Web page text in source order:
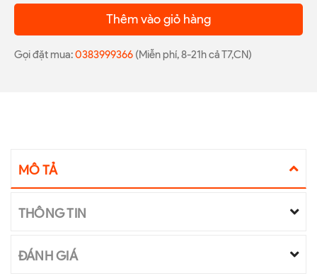
Thêm vào giỏ hàng
Gọi đặt mua:0383999366 (Miễn phí, 8-21h cả T7,CN)
MÔ TẢ
THÔNG TIN
ĐÁNH GIÁ